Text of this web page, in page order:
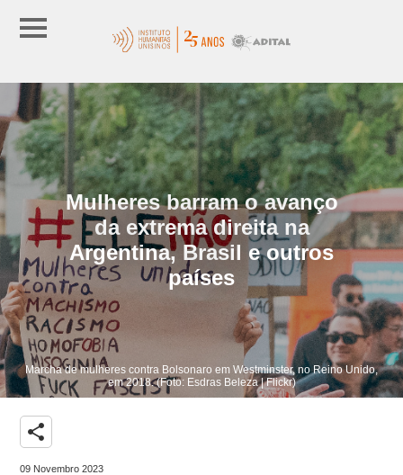
Mulheres barram o avanço
da extrema direita na
Argentina, Brasil e outros
países
Marcha de mulheres contra Bolsonaro em Westminster, no Reino Unido,
em 2018. (Foto: Esdras Beleza | Flickr)
share
09 Novembro 2023